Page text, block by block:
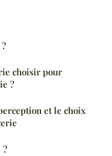
choisir pour
?
et le choix